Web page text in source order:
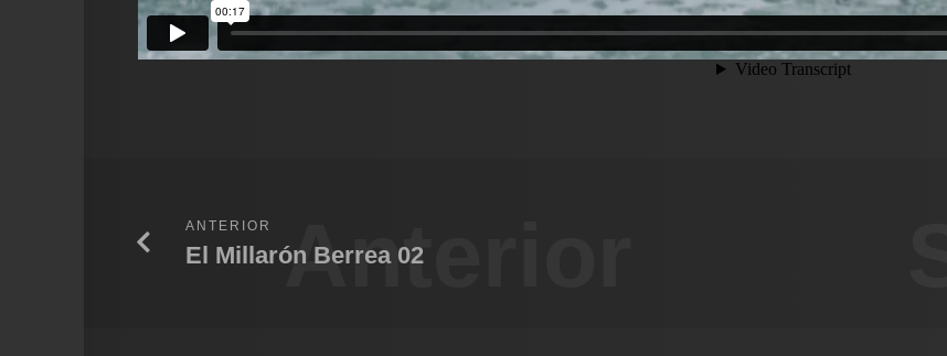
Anterior
ANTERIOR
El Millarón Berrea 02